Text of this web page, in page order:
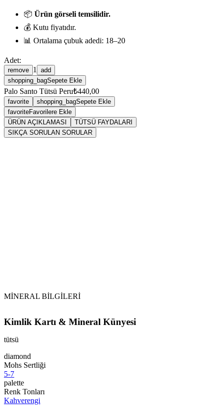
📦 Ürün görseli temsilidir.
💰 Kutu fiyatıdır.
📊 Ortalama çubuk adedi: 18–20
Adet:
remove 1
add
shopping_bagSepete Ekle
Palo Santo Tütsü Peru₺440,00
favorite shopping_bagSepete Ekle
favoriteFavorilere Ekle
ÜRÜN AÇIKLAMASI
TÜTSÜ FAYDALARI
SIKÇA SORULAN SORULAR
MİNERAL BİLGİLERİ
Kimlik Kartı & Mineral Künyesi
tütsü
diamond
Mohs Sertliği
5-7
palette
Renk Tonları
Kahverengi